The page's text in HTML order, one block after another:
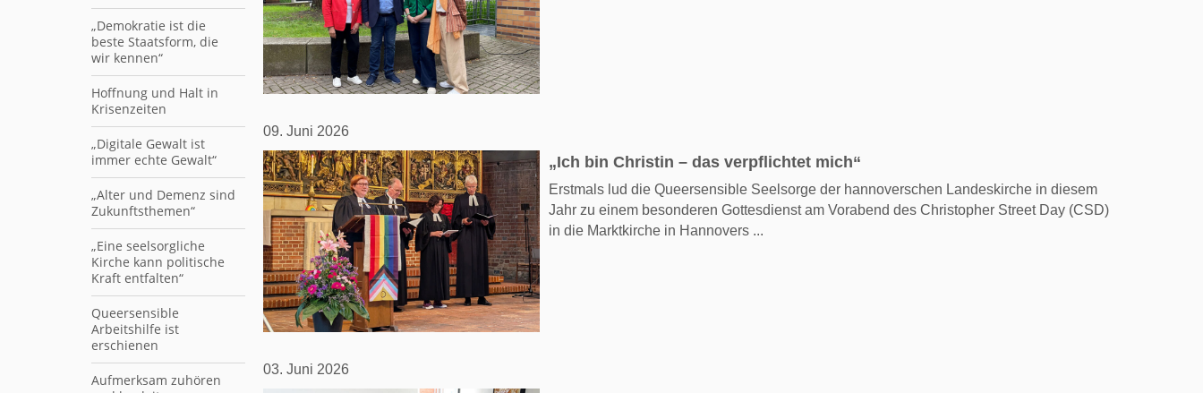
„Demokratie ist die
beste Staatsform, die
wir kennen“
Hoffnung und Halt in
Krisenzeiten
„Digitale Gewalt ist
immer echte Gewalt“
„Alter und Demenz sind
Zukunftsthemen“
„Eine seelsorgliche
Kirche kann politische
Kraft entfalten“
Queersensible
Arbeitshilfe ist
erschienen
Aufmerksam zuhören
09. Juni 2026
„Ich bin Christin – das verpflichtet mich“
Erstmals lud die Queersensible Seelsorge der hannoverschen Landeskirche in diesem
Jahr zu einem besonderen Gottesdienst am Vorabend des Christopher Street Day (CSD)
in die Marktkirche in Hannovers ...
03. Juni 2026